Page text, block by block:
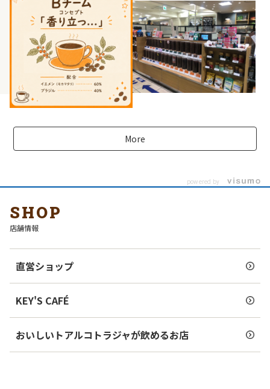
More
powered by
SHOP
店舗情報
直営ショップ
KEY'S CAFÉ
おいしいトアルコトラジャが飲めるお店